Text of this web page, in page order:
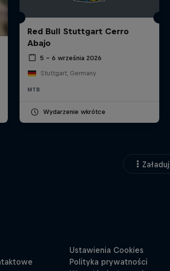
Red Bull Stuttgart Cerro
Abajo
5 – 6 września 2026
Stuttgart, Germany
MTB
Wydarzenie wkrótce